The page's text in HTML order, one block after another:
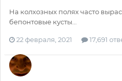
На колхозных полях часто
бепонтовые кусты...
22 февраля, 2021 17,691